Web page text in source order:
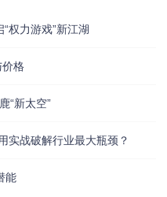
权力游戏”新江湖
价格
“新太空”
实战破解行业最大瓶颈？
能